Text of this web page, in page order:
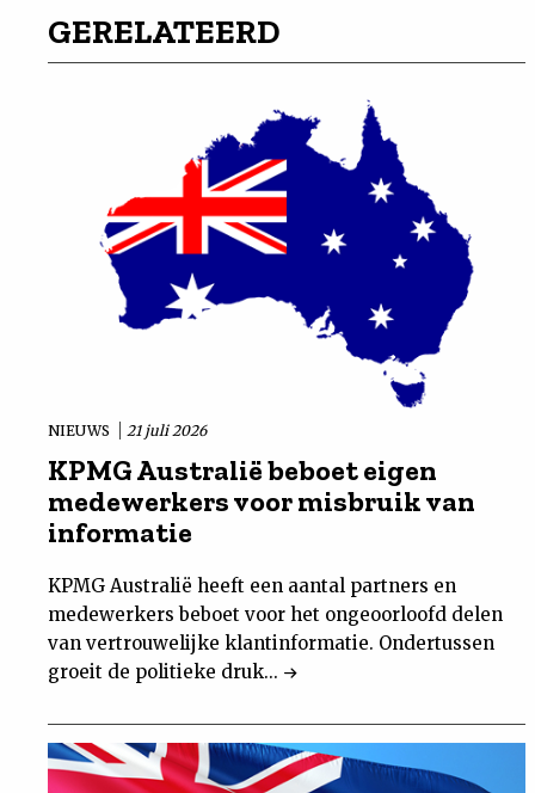
GERELATEERD
NIEUWS 21 juli 2026
KPMG Australië beboet eigen
medewerkers voor misbruik van
informatie
KPMG Australië heeft een aantal partners en
medewerkers beboet voor het ongeoorloofd delen
van vertrouwelijke klantinformatie. Ondertussen
groeit de politieke druk...